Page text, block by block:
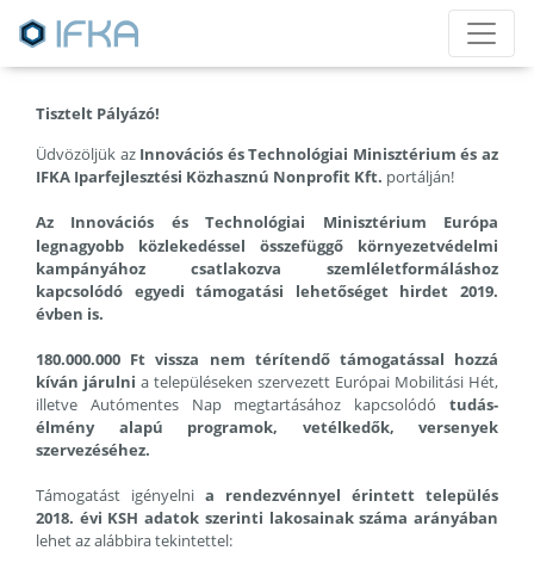
Tisztelt Pályázó!
Üdvözöljük az Innovációs és Technológiai Minisztérium és az
IFKA Iparfejlesztési Közhasznú Nonprofit Kft. portálján!
Az Innovációs és Technológiai Minisztérium Európa
legnagyobb közlekedéssel összefüggő környezetvédelmi
kampányához csatlakozva szemléletformáláshoz
kapcsolódó egyedi támogatási lehetőséget hirdet 2019.
évben is.
180.000.000 Ft vissza nem térítendő támogatással hozzá
kíván járulni a településeken szervezett Európai Mobilitási Hét,
illetve Autómentes Nap megtartásához kapcsolódó tudás-
élmény alapú programok, vetélkedők, versenyek
szervezéséhez.
Támogatást igényelni a rendezvénnyel érintett település
2018. évi KSH adatok szerinti lakosainak száma arányában
lehet az alábbira tekintettel: